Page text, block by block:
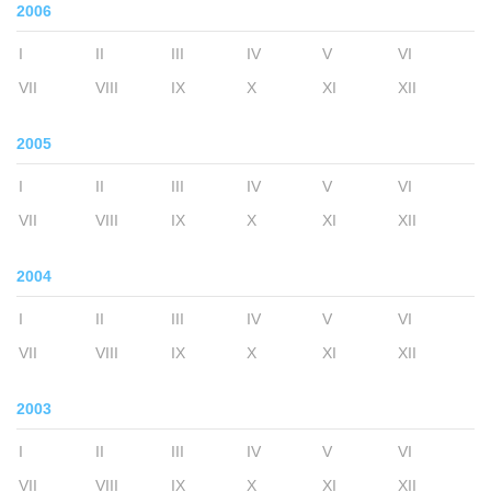
2006
I II III IV V
VI
VII
VIII IX X XI XII
2005
I II III IV V
VI
VII
VIII IX X XI XII
2004
I II III IV V
VI
VII
VIII IX X XI XII
2003
I II III IV V
VI
VII
VIII IX X XI XII